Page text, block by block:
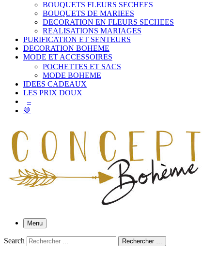
BOUQUETS FLEURS SECHEES
BOUQUETS DE MARIEES
DECORATION EN FLEURS SECHEES
REALISATIONS MARIAGES
PURIFICATION ET SENTEURS
DECORATION BOHEME
MODE ET ACCESSOIRES
POCHETTES ET SACS
MODE BOHEME
IDEES CADEAUX
LES PRIX DOUX
–
🤎
Menu
Search Rechercher …